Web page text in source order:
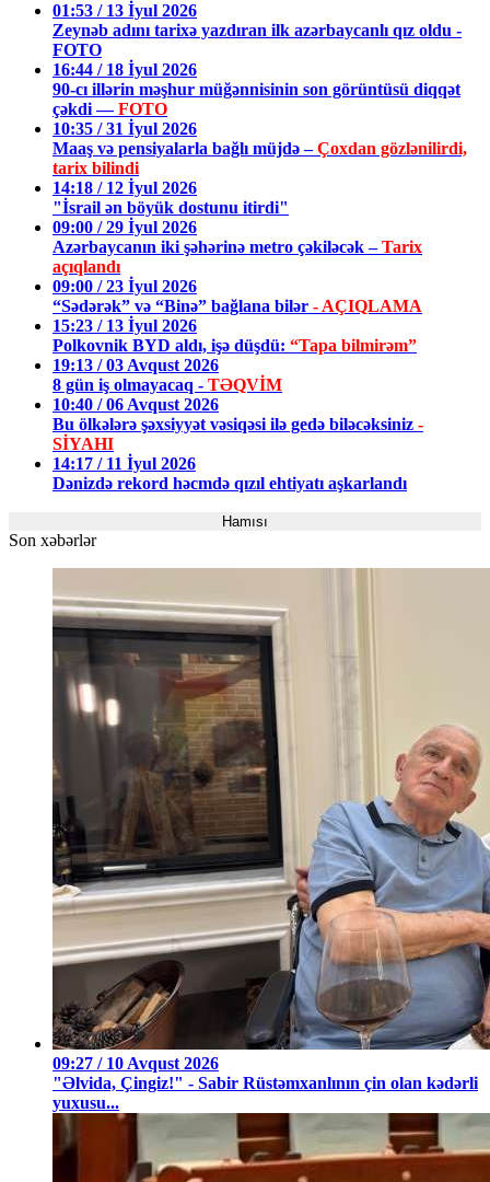
01:53 / 13 İyul 2026
Zeynəb adını tarixə yazdıran ilk azərbaycanlı qız oldu -
FOTO
16:44 / 18 İyul 2026
90-cı illərin məşhur müğənnisinin son görüntüsü diqqət
çəkdi —FOTO
10:35 / 31 İyul 2026
Maaş və pensiyalarla bağlı müjdə –Çoxdan gözlənilirdi,
tarix bilindi
14:18 / 12 İyul 2026
"İsrail ən böyük dostunu itirdi"
09:00 / 29 İyul 2026
Azərbaycanın iki şəhərinə metro çəkiləcək –Tarix
açıqlandı
09:00 / 23 İyul 2026
“Sədərək” və “Binə” bağlana bilər - AÇIQLAMA
15:23 / 13 İyul 2026
Polkovnik BYD aldı, işə düşdü: “Tapa bilmirəm”
19:13 / 03 Avqust 2026
8 gün iş olmayacaq - TƏQVİM
10:40 / 06 Avqust 2026
Bu ölkələrə şəxsiyyət vəsiqəsi ilə gedə biləcəksiniz -
SİYAHI
14:17 / 11 İyul 2026
Dənizdə rekord həcmdə qızıl ehtiyatı aşkarlandı
Hamısı
Son xəbərlər
09:27 / 10 Avqust 2026
"Əlvida, Çingiz!" - Sabir Rüstəmxanlının çin olan kədərli
yuxusu...